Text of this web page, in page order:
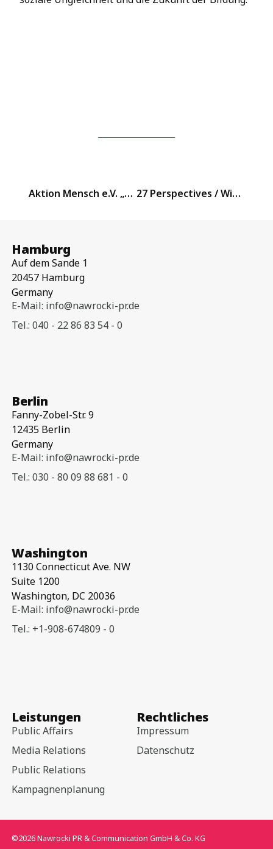
Aktion Mensch e.V. „Teilhabe für alle – Leben im inklusiven Sozialraum“ / Kooperationspartner Der Tagesspiegel 27 Perspectives / Wie solidarisch ist Europa? / Kooperationspartner Der Tagesspiegel
Hamburg
Auf dem Sande 1
20457 Hamburg
Germany
E-Mail: info@nawrocki-pr.de
Tel.: 040 - 22 86 83 54 - 0
Berlin
Fanny-Zobel-Str. 9
12435 Berlin
Germany
E-Mail: info@nawrocki-pr.de
Tel.: 030 - 80 09 88 681 - 0
Washington
1130 Connecticut Ave. NW
Suite 1200
Washington, DC 20036
E-Mail: info@nawrocki-pr.de
Tel.: +1-908-674809 - 0
Leistungen
Public Affairs
Media Relations
Public Relations
Kampagnenplanung
Rechtliches
Impressum
Datenschutz
©2026 Nawrocki PR & Communication GmbH & Co. KG